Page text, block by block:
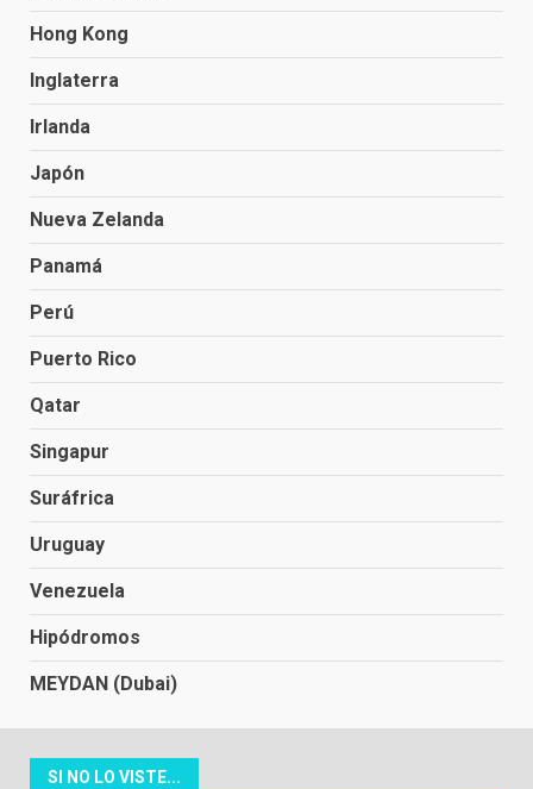
Hong Kong
Inglaterra
Irlanda
Japón
Nueva Zelanda
Panamá
Perú
Puerto Rico
Qatar
Singapur
Suráfrica
Uruguay
Venezuela
Hipódromos
MEYDAN (Dubai)
SI NO LO VISTE...